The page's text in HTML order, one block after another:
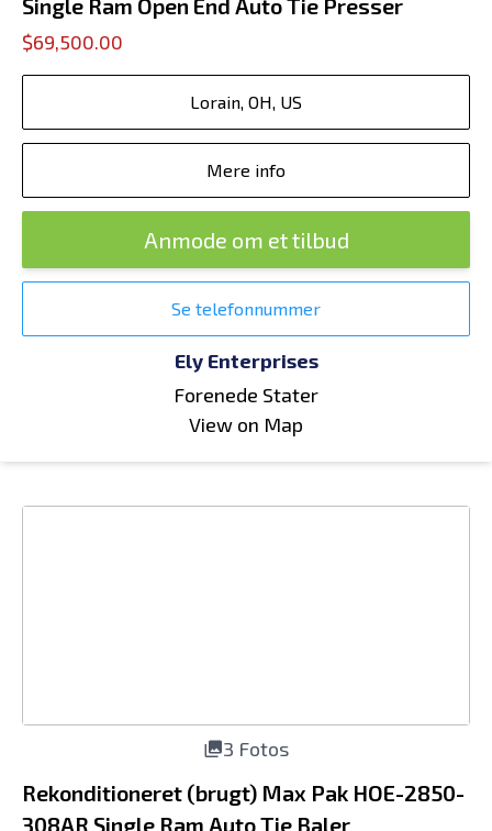
Single Ram Open End Auto Tie Presser
$69,500.00
Lorain, OH, US
Mere info
Anmode om et tilbud
Se telefonnummer
Ely Enterprises
Forenede Stater
View on Map
3 Fotos
Rekonditioneret (brugt) Max Pak HOE-2850-
308AR Single Ram Auto Tie Baler